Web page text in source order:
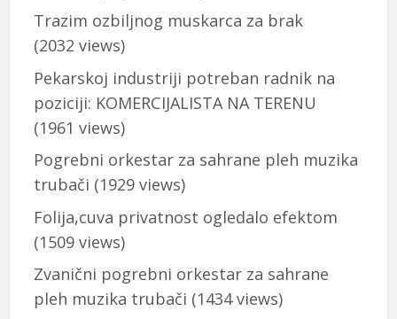
Trazim ozbiljnog muskarca za brak
(2032 views)
Pekarskoj industriji potreban radnik na
poziciji: KOMERCIJALISTA NA TERENU
(1961 views)
Pogrebni orkestar za sahrane pleh muzika
trubači (1929 views)
Folija,cuva privatnost ogledalo efektom
(1509 views)
Zvanični pogrebni orkestar za sahrane
pleh muzika trubači (1434 views)